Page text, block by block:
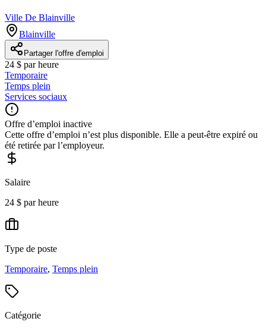
Ville De Blainville
Blainville
Partager l'offre d'emploi
24 $ par heure
Temporaire
Temps plein
Services sociaux
Offre d’emploi inactive
Cette offre d’emploi n’est plus disponible. Elle a peut-être expiré ou
été retirée par l’employeur.
Salaire
24 $ par heure
Type de poste
Temporaire, Temps plein
Catégorie